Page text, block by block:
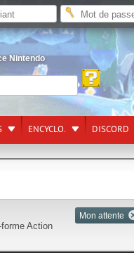
Nintendo
ENCYCLO. DISCORD
Mon attente
formeAction